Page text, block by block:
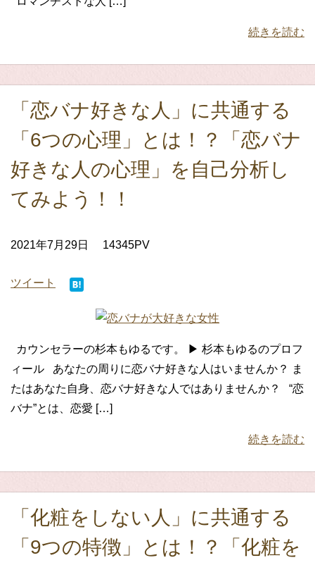
続きを読む
「恋バナ好きな人」に共通する
「6つの心理」とは！？「恋バナ
好きな人の心理」を自己分析し
てみよう！！
2021年7月29日 14345PV
ツイート
カウンセラーの杉本もゆるです。 ▶ 杉本もゆるのプロフ
ィール あなたの周りに恋バナ好きな人はいませんか？ ま
たはあなた自身、恋バナ好きな人ではありませんか？ “恋
バナ”とは、恋愛 […]
続きを読む
「化粧をしない人」に共通する
「9つの特徴」とは！？「化粧を